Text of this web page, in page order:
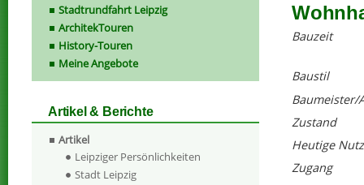
Bauzeit
Baustil
Baumeister/
Zustand
Heutige
Zugang
Stadtrundfahrt Leipzig
ArchitekTouren
History-Touren
Meine Angebote
Artikel & Berichte
Artikel
Leipziger Persönlichkeiten
Stadt Leipzig